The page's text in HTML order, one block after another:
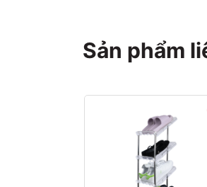
Sản phẩm